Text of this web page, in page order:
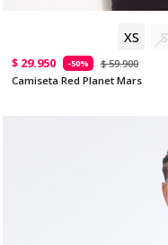
XS S
$ 29.950 -50%
$ 59.900
Camiseta Red Planet Mars